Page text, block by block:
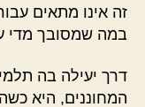
זה אינו מתאים
במה שמסובך מדי
דרך יעילה בה
המחוננים, היא